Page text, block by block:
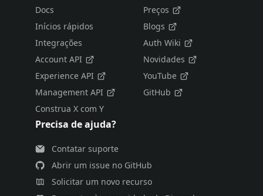
Docs
Inícios rápidos
Integrações
Account API
Experience API
Management API
Construa X com Y
Preços
Blogs
Auth Wiki
Novidades
YouTube
GitHub
Precisa de ajuda?
Contatar suporte
Abrir um issue no GitHub
Solicitar um novo recurso